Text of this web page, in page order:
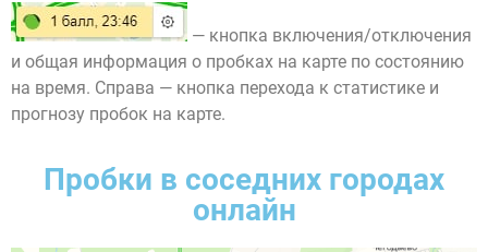
— кнопка включения/отключения
и общая информация о пробках на карте по состоянию
на время. Справа — кнопка перехода к статистике и
прогнозу пробок на карте.
Пробки в соседних городах
онлайн